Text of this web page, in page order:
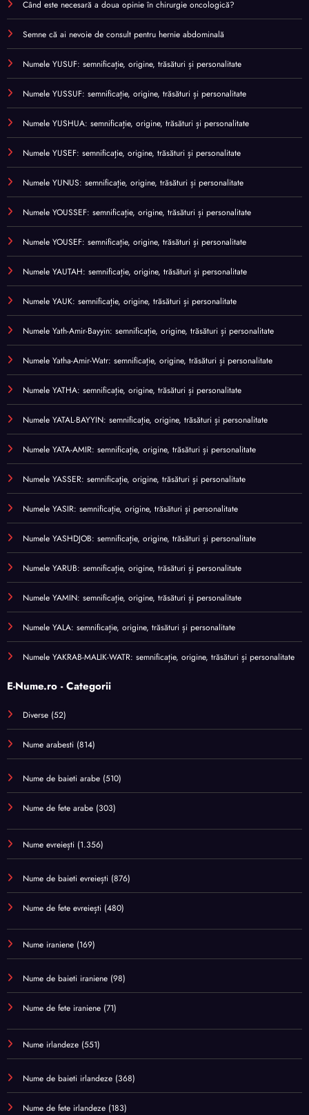
Când este necesară a doua opinie în chirurgie oncologică?
Semne că ai nevoie de consult pentru hernie abdominală
Numele YUSUF: semnificație, origine, trăsături și personalitate
Numele YUSSUF: semnificație, origine, trăsături și personalitate
Numele YUSHUA: semnificație, origine, trăsături și personalitate
Numele YUSEF: semnificație, origine, trăsături și personalitate
Numele YUNUS: semnificație, origine, trăsături și personalitate
Numele YOUSSEF: semnificație, origine, trăsături și personalitate
Numele YOUSEF: semnificație, origine, trăsături și personalitate
Numele YAUTAH: semnificație, origine, trăsături și personalitate
Numele YAUK: semnificație, origine, trăsături și personalitate
Numele Yath-Amir-Bayyin: semnificație, origine, trăsături și personalitate
Numele Yatha-Amir-Watr: semnificație, origine, trăsături și personalitate
Numele YATHA: semnificație, origine, trăsături și personalitate
Numele YATAL-BAYYIN: semnificație, origine, trăsături și personalitate
Numele YATA-AMIR: semnificație, origine, trăsături și personalitate
Numele YASSER: semnificație, origine, trăsături și personalitate
Numele YASIR: semnificație, origine, trăsături și personalitate
Numele YASHDJOB: semnificație, origine, trăsături și personalitate
Numele YARUB: semnificație, origine, trăsături și personalitate
Numele YAMIN: semnificație, origine, trăsături și personalitate
Numele YALA: semnificație, origine, trăsături și personalitate
Numele YAKRAB-MALIK-WATR: semnificație, origine, trăsături și personalitate
E-Nume.ro - Categorii
Diverse (52)
Nume arabesti (814)
Nume de baieti arabe (510)
Nume de fete arabe (303)
Nume evreiești (1.356)
Nume de baieti evreiești (876)
Nume de fete evreiești (480)
Nume iraniene (169)
Nume de baieti iraniene (98)
Nume de fete iraniene (71)
Nume irlandeze (551)
Nume de baieti irlandeze (368)
Nume de fete irlandeze (183)